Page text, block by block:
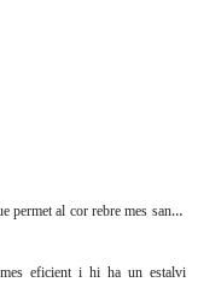
permet al cor rebre mes sang i
eficient i hi ha un estalvi